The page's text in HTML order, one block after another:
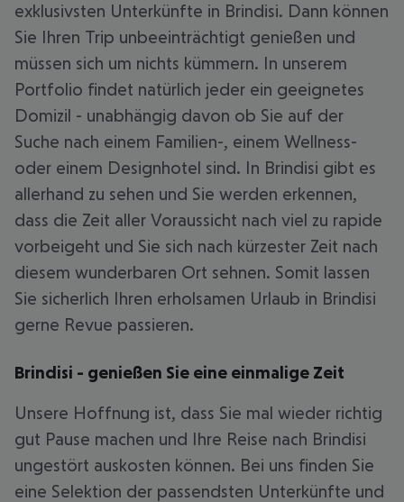
exklusivsten Unterkünfte in Brindisi. Dann können
Sie Ihren Trip unbeeinträchtigt genießen und
müssen sich um nichts kümmern. In unserem
Portfolio findet natürlich jeder ein geeignetes
Domizil - unabhängig davon ob Sie auf der
Suche nach einem Familien-, einem Wellness-
oder einem Designhotel sind. In Brindisi gibt es
allerhand zu sehen und Sie werden erkennen,
dass die Zeit aller Voraussicht nach viel zu rapide
vorbeigeht und Sie sich nach kürzester Zeit nach
diesem wunderbaren Ort sehnen. Somit lassen
Sie sicherlich Ihren erholsamen Urlaub in Brindisi
gerne Revue passieren.
Brindisi - genießen Sie eine einmalige Zeit
Unsere Hoffnung ist, dass Sie mal wieder richtig
gut Pause machen und Ihre Reise nach Brindisi
ungestört auskosten können. Bei uns finden Sie
eine Selektion der passendsten Unterkünfte und